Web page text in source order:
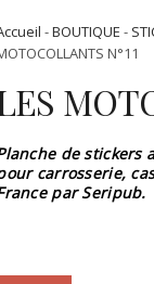
-BOUTIQUE -
N°11
de stickers
carrosserie,
par Seripub.